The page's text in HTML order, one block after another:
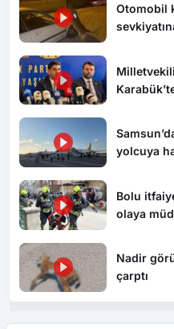
Otomobil
yolcuya
Bolu
olaya
Nadir
çarptı